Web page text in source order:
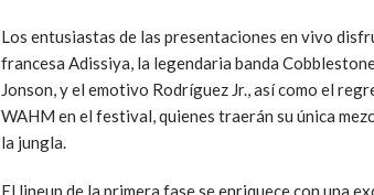
Los entusiastas de las presentaciones en vivo
francesa Adissiya, la legendaria banda
Jonson, y el emotivo Rodríguez Jr., así como el
WAHM en el festival, quienes traerán su única
la jungla.
El lineup de la primera fase se enriquece con una